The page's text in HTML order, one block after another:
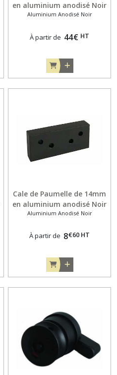
en aluminium anodisé Noir
pour porte en applique de
Aluminium Anodisé Noir
À partir de 44€ HT
Cale de Paumelle de 14mm
en aluminium anodisé Noir
pour porte en applique de
Aluminium Anodisé Noir
À partir de 8€60 HT